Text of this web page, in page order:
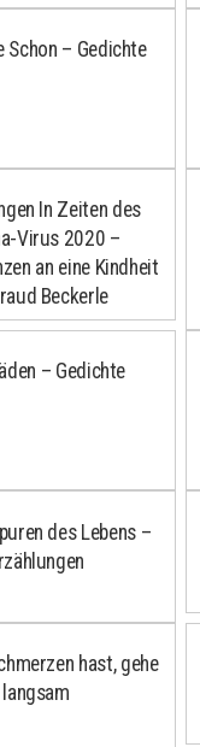
Schon – Gedichte
In Zeiten des
Virus 2020 –
an eine Kindheit
Beckerle
– Gedichte
des Lebens –
hast, gehe
langsam